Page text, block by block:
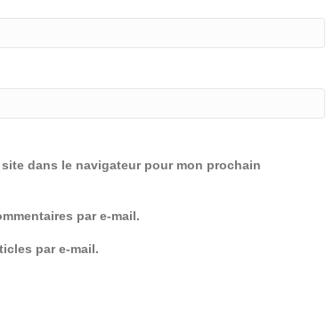
dans le navigateur pour mon prochain
par e-mail.
par e-mail.